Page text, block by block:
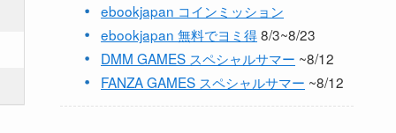
ebookjapan コインミッション
ebookjapan 無料でヨミ得8/3~8/23
DMM GAMES スペシャルサマー ~8/12
FANZA GAMES スペシャルサマー ~8/12